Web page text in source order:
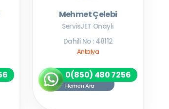
Mehmet Çelebi
ServisJET Onaylı
Dahili No : 48112
Antalya
0(850) 480 7256
Hemen Ara